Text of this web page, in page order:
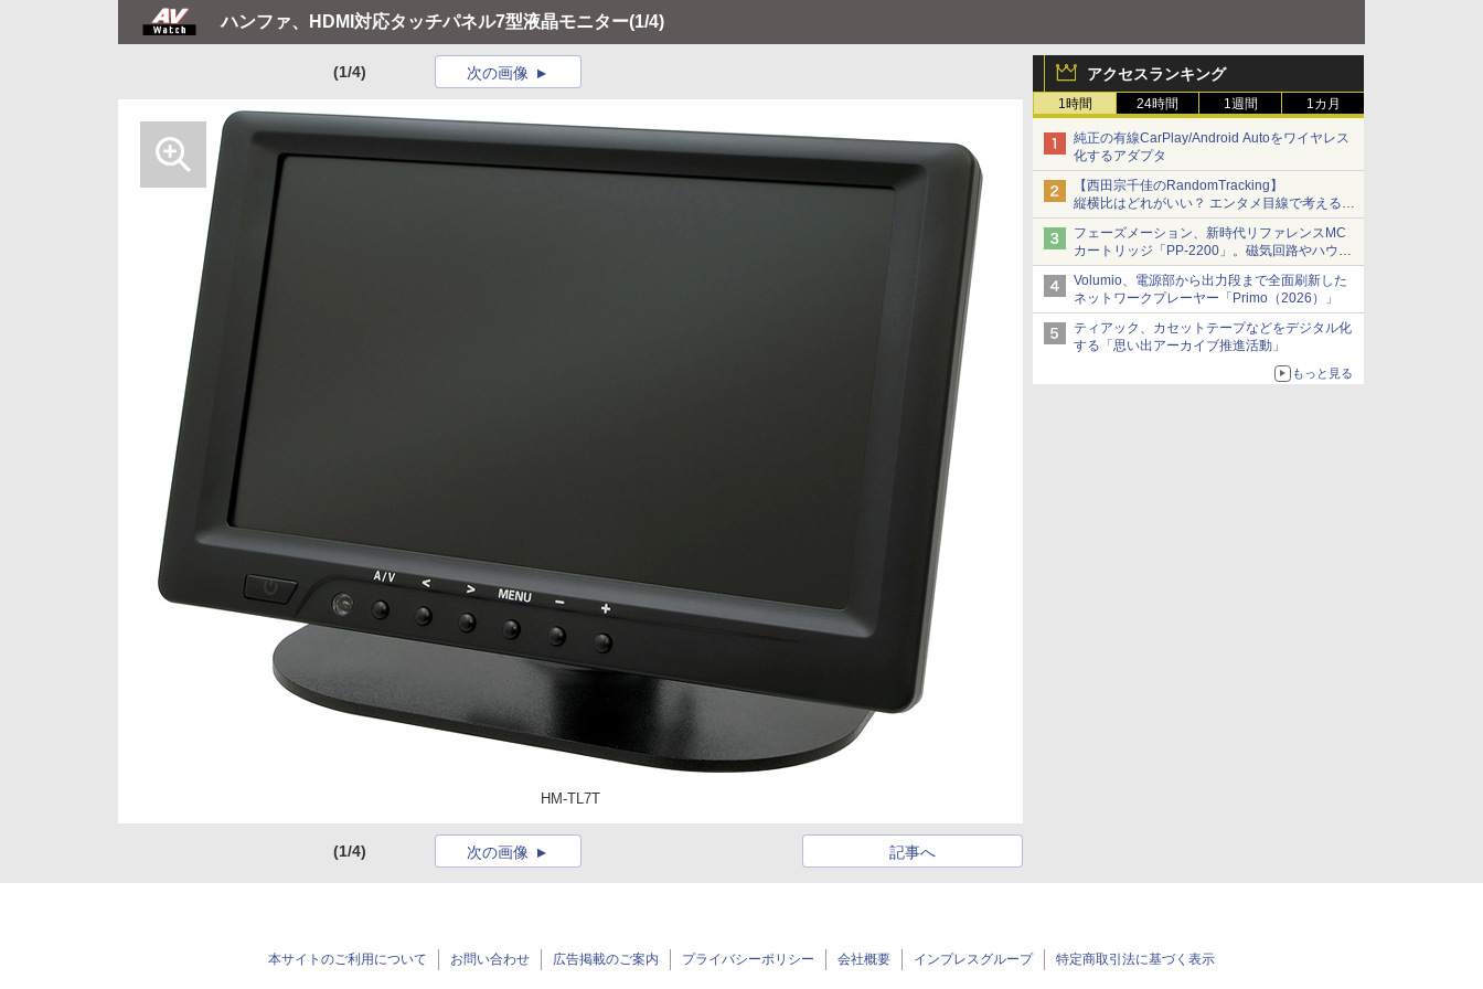
ハンファ、HDMI対応タッチパネル7型液晶モニター(1/4)
アクセスランキング
1時間 24時間 1週間 1カ月
純正の有線CarPlay/Android Autoをワイヤレス
化するアダプタ
【西田宗千佳のRandomTracking】
縦横比はどれがいい？ エンタメ目線で考える、
サムスン新「Galaxy Z Fold」
フェーズメーション、新時代リファレンスMC
カートリッジ「PP-2200」。磁気回路やハウジ
ングを根本から見直し
Volumio、電源部から出力段まで全面刷新した
ネットワークプレーヤー「Primo（2026）」
ティアック、カセットテープなどをデジタル化
する「思い出アーカイブ推進活動」
もっと見る
(1/4) 次の画像
HM-TL7T
(1/4) 記事へ
次の画像
本サイトのご利用について お問い合わせ 広告掲載のご案内 プライバシーポリシー 会社概要 インプレスグループ 特定商取引法に基づく表示